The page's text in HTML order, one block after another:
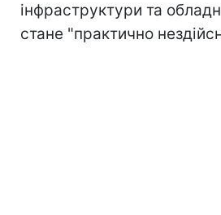
переймають модель
відправляючи команди